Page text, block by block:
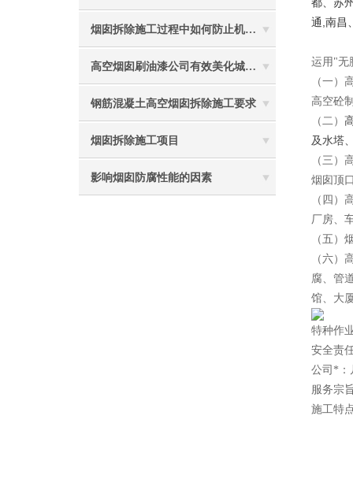
烟囱拆除施工过程中如何防止机械伤害
高空烟囱刷油漆公司有效美化城市环境
钢筋混凝土高空烟囱拆除施工要求
烟囱拆除施工项目
影响烟囱防腐性能的因素
通,南昌
运用"无
（一）
高空砼
（二）
及水塔
（三）
烟囱顶
（四）
厂房、
（五）
（六）
腐、管
馆、大
特种作
安全责
公司*：
服务宗
施工特